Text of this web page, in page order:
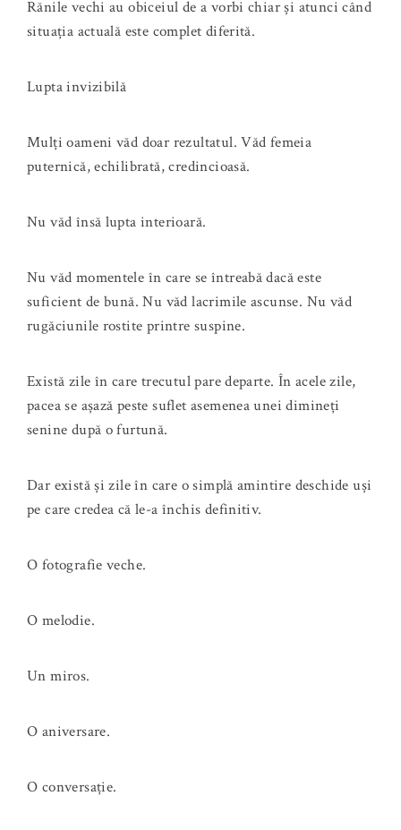
Rănile vechi au obiceiul de a vorbi chiar și atunci când
situația actuală este complet diferită.
Lupta invizibilă
Mulți oameni văd doar rezultatul. Văd femeia
puternică, echilibrată, credincioasă.
Nu văd însă lupta interioară.
Nu văd momentele în care se întreabă dacă este
suficient de bună. Nu văd lacrimile ascunse. Nu văd
rugăciunile rostite printre suspine.
Există zile în care trecutul pare departe. În acele zile,
pacea se așază peste suflet asemenea unei dimineți
senine după o furtună.
Dar există și zile în care o simplă amintire deschide uși
pe care credea că le-a închis definitiv.
O fotografie veche.
O melodie.
Un miros.
O aniversare.
O conversație.